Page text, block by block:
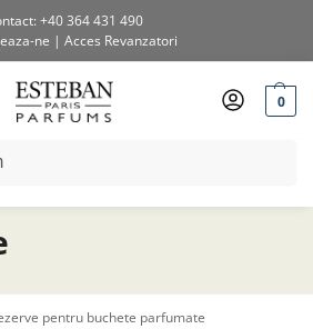
+40 364 431 490
ne | Acces Revanzatori
0
pentru buchete parfumate